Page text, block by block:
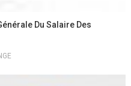
Du Salaire Des